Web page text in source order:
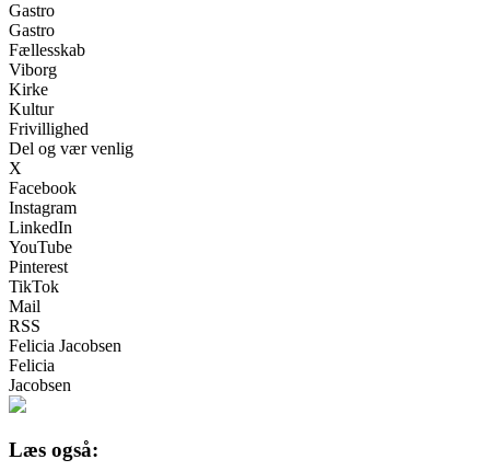
Gastro
Gastro
Fællesskab
Viborg
Kirke
Kultur
Frivillighed
Del og vær venlig
X
Facebook
Instagram
LinkedIn
YouTube
Pinterest
TikTok
Mail
RSS
Felicia Jacobsen
Felicia
Jacobsen
Læs også: